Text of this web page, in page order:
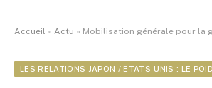
Accueil » Actu » Mobilisation générale pour la
LES RELATIONS JAPON / ETATS-UNIS : LE